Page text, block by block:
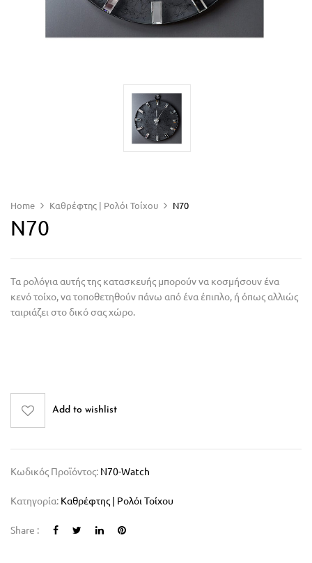
Home Καθρέφτης | Ρολόι Τοίχου N70
N70
Τα ρολόγια αυτής της κατασκευής μπορούν να κοσμήσουν ένα
κενό τοίχο, να τοποθετηθούν πάνω από ένα έπιπλο, ή όπως αλλιώς
ταιριάζει στο δικό σας χώρο.
Add to wishlist
Κωδικός Προϊόντος: N70-Watch
Κατηγορία: Καθρέφτης | Ρολόι Τοίχου
Share :